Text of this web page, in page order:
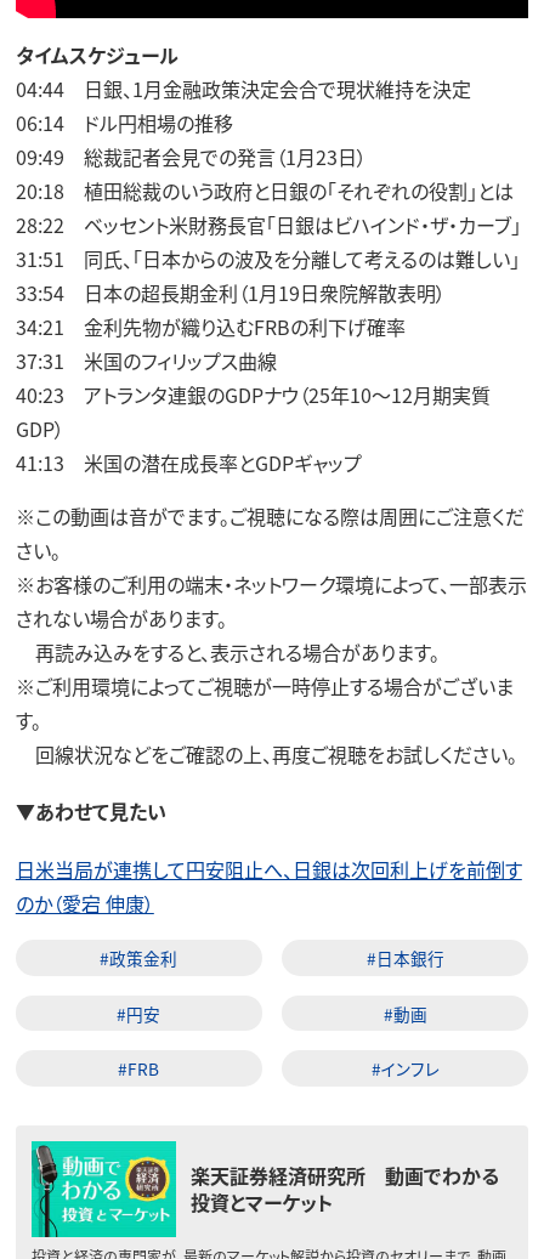
タイムスケジュール
04:44 日銀、1月金融政策決定会合で現状維持を決定
06:14 ドル円相場の推移
09:49 総裁記者会見での発言（1月23日）
20:18 植田総裁のいう政府と日銀の「それぞれの役割」とは
28:22 ベッセント米財務長官「日銀はビハインド・ザ・カーブ」
31:51 同氏、「日本からの波及を分離して考えるのは難しい」
33:54 日本の超長期金利（1月19日衆院解散表明）
34:21 金利先物が織り込むFRBの利下げ確率
37:31 米国のフィリップス曲線
40:23 アトランタ連銀のGDPナウ（25年10～12月期実質
GDP）
41:13 米国の潜在成長率とGDPギャップ
※この動画は音がでます。ご視聴になる際は周囲にご注意くだ
さい。
※お客様のご利用の端末・ネットワーク環境によって、一部表示
されない場合があります。
再読み込みをすると、表示される場合があります。
※ご利用環境によってご視聴が一時停止する場合がございま
す。
回線状況などをご確認の上、再度ご視聴をお試しください。
▼あわせて見たい
日米当局が連携して円安阻止へ、日銀は次回利上げを前倒す
のか（愛宕 伸康）
#政策金利 #日本銀行
#円安 #動画
#FRB #インフレ
楽天証券経済研究所 動画でわかる
投資とマーケット